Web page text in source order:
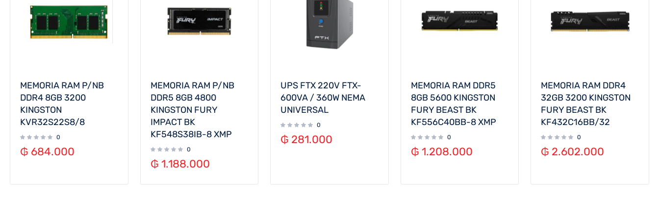
MEMORIA RAM P/NB
DDR4 8GB 3200
KINGSTON
KVR32S22S8/8
0
₲ 684.000
MEMORIA RAM P/NB
DDR5 8GB 4800
KINGSTON FURY
IMPACT BK
KF548S38IB-8 XMP
0
₲ 1.188.000
UPS FTX 220V FTX-
600VA / 360W NEMA
UNIVERSAL
0
₲ 281.000
MEMORIA RAM DDR5
8GB 5600 KINGSTON
FURY BEAST BK
KF556C40BB-8 XMP
0
₲ 1.208.000
MEMORIA RAM DDR4
32GB 3200 KINGSTON
FURY BEAST BK
KF432C16BB/32
0
₲ 2.602.000